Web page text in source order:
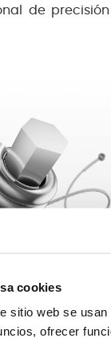
cookies
sitio web se
ofrecer
de
afirme al
precisa.